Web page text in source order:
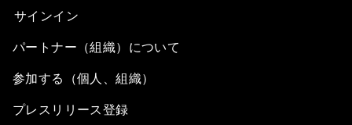
サインイン
パートナー（組織）について
参加する（個人、組織）
プレスリリース登録